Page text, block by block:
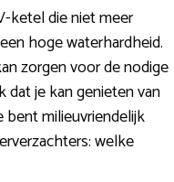
ketel die niet meer
hoge waterhardheid.
zorgen voor de nodige
je kan genieten van
bent milieuvriendelijk
welke